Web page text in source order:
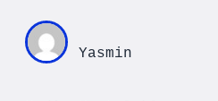
Yasmin